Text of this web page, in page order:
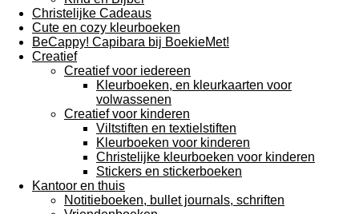
Christelijke Cadeaus
Cute en cozy kleurboeken
BeCappy! Capibara bij BoekieMet!
Creatief
Creatief voor iedereen
Kleurboeken, en kleurkaarten voor
volwassenen
Creatief voor kinderen
Viltstiften en textielstiften
Kleurboeken voor kinderen
Christelijke kleurboeken voor kinderen
Stickers en stickerboeken
Kantoor en thuis
Notitieboeken, bullet journals, schriften